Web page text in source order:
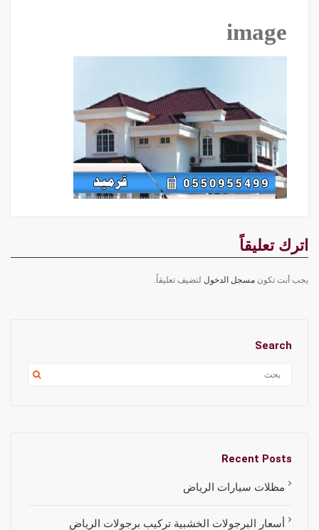
image
اترك تعليقاً
يجب أنت تكون مسجل الدخول لتضيف تعليقاً.
Search
Recent Posts
مظلات سيارات الرياض
أسعار البرجولات الخشبية تركيب برجولات الرياض